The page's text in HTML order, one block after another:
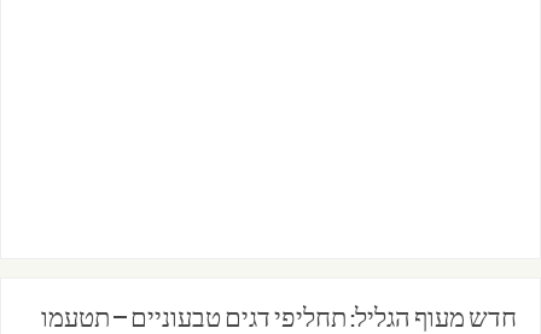
חדש מעוף הגליל: תחליפי דגים טבעוניים – תטעמו